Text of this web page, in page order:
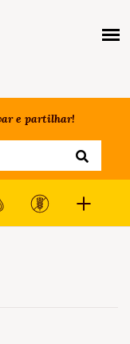
e partilhar!